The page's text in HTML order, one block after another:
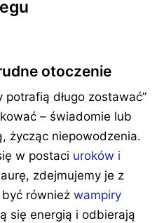
otoczenie
potrafią długo zostawać”
– świadomie lub
życząc niepowodzenia.
w postaci uroków i
zdejmujemy je z
również wampiry
się energią i odbierają